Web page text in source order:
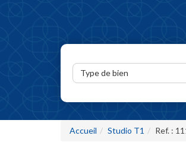
Type de bien
Accueil Studio T1 Ref. :